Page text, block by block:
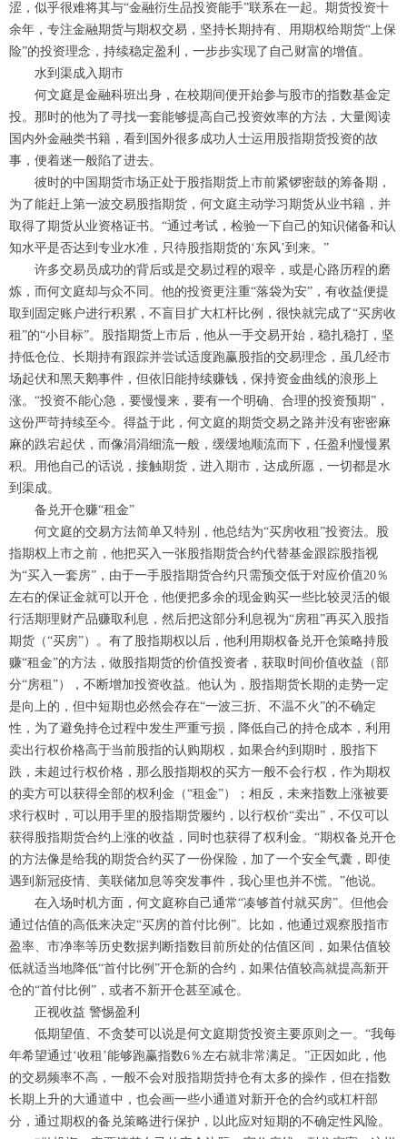
涩，似乎很难将其与“金融衍生品投资能手”联系在一起。期货投资十
余年，专注金融期货与期权交易，坚持长期持有、用期权给期货“上保
险”的投资理念，持续稳定盈利，一步步实现了自己财富的增值。
水到渠成入期市
何文庭是金融科班出身，在校期间便开始参与股市的指数基金定
投。那时的他为了寻找一套能够提高自己投资效率的方法，大量阅读
国内外金融类书籍，看到国外很多成功人士运用股指期货投资的故
事，便着迷一般陷了进去。
彼时的中国期货市场正处于股指期货上市前紧锣密鼓的筹备期，
为了能赶上第一波交易股指期货，何文庭主动学习期货从业书籍，并
取得了期货从业资格证书。“通过考试，检验一下自己的知识储备和认
知水平是否达到专业水准，只待股指期货的‘东风’到来。”
许多交易员成功的背后或是交易过程的艰辛，或是心路历程的磨
炼，而何文庭却与众不同。他的投资更注重“落袋为安”，有收益便提
取到固定账户进行积累，不盲目扩大杠杆比例，很快就完成了“买房收
租”的“小目标”。股指期货上市后，他从一手交易开始，稳扎稳打，坚
持低仓位、长期持有跟踪并尝试适度跑赢股指的交易理念，虽几经市
场起伏和黑天鹅事件，但依旧能持续赚钱，保持资金曲线的浪形上
涨。“投资不能心急，要慢慢来，要有一个明确、合理的投资预期”，
这份严苛持续至今。得益于此，何文庭的期货交易之路并没有密密麻
麻的跌宕起伏，而像涓涓细流一般，缓缓地顺流而下，任盈利慢慢累
积。用他自己的话说，接触期货，进入期市，达成所愿，一切都是水
到渠成。
备兑开仓赚“租金”
何文庭的交易方法简单又特别，他总结为“买房收租”投资法。股
指期权上市之前，他把买入一张股指期货合约代替基金跟踪股指视
为“买入一套房”，由于一手股指期货合约只需预交低于对应价值20％
左右的保证金就可以开仓，他便把多余的现金购买一些比较灵活的银
行活期理财产品赚取利息，然后把这部分利息视为“房租”再买入股指
期货（“买房”）。有了股指期权以后，他利用期权备兑开仓策略持股
赚“租金”的方法，做股指期货的价值投资者，获取时间价值收益（部
分“房租”），不断增加投资收益。他认为，股指期货长期的走势一定
是向上的，但中短期也必然会存在“一波三折、不温不火”的不确定
性，为了避免持仓过程中发生严重亏损，降低自己的持仓成本，利用
卖出行权价格高于当前股指的认购期权，如果合约到期时，股指下
跌，未超过行权价格，那么股指期权的买方一般不会行权，作为期权
的卖方可以获得全部的权利金（“租金”）；相反，未来指数上涨被要
求行权时，可以用手里的股指期货履约，以行权价“卖出”，不仅可以
获得股指期货合约上涨的收益，同时也获得了权利金。“期权备兑开仓
的方法像是给我的期货合约买了一份保险，加了一个安全气囊，即使
遇到新冠疫情、美联储加息等突发事件，我心里也并不慌。”他说。
在入场时机方面，何文庭称自己通常“凑够首付就买房”。但他会
通过估值的高低来决定“买房的首付比例”。比如，他通过观察股指市
盈率、市净率等历史数据判断指数目前所处的估值区间，如果估值较
低就适当地降低“首付比例”开仓新的合约，如果估值较高就提高新开
仓的“首付比例”，或者不新开仓甚至减仓。
正视收益 警惕盈利
低期望值、不贪婪可以说是何文庭期货投资主要原则之一。“我每
年希望通过‘收租’能够跑赢指数6％左右就非常满足。”正因如此，他
的交易频率不高，一般不会对股指期货持仓有太多的操作，但在指数
长期上升的大通道中，也会画一些小通道对新开仓的合约或杠杆部
分，通过期权的备兑策略进行保护，以此应对短期的不确定性风险。